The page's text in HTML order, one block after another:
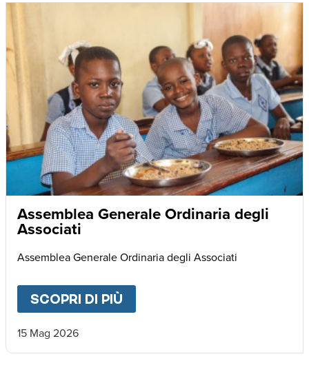
Assemblea Generale Ordinaria degli
Associati
Assemblea Generale Ordinaria degli Associati
SCOPRI DI PIÙ
15 Mag 2026